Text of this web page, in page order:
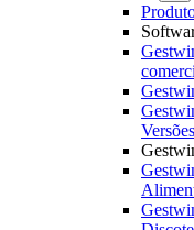
Versões